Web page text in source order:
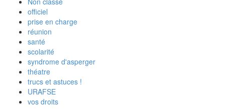
officiel
prise en charge
réunion
santé
scolarité
syndrome d'asperger
théatre
trucs et astuces !
URAFSE
vos droits